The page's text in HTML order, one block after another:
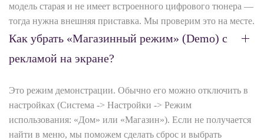
модель старая и не имеет встроенного цифрового тюнера —
тогда нужна внешняя приставка. Мы проверим это на месте.
Как убрать «Магазинный режим» (Demo) с
рекламой на экране?
Это режим демонстрации. Обычно его можно отключить в
настройках (Система -> Настройки -> Режим
использования: «Дом» или «Магазин»). Если не получается
найти в меню, мы поможем сделать сброс и выбрать